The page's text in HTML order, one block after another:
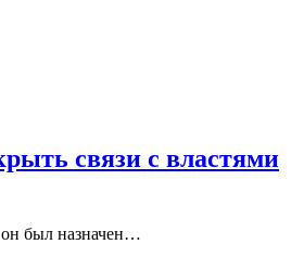
связи с властями
он был назначен…